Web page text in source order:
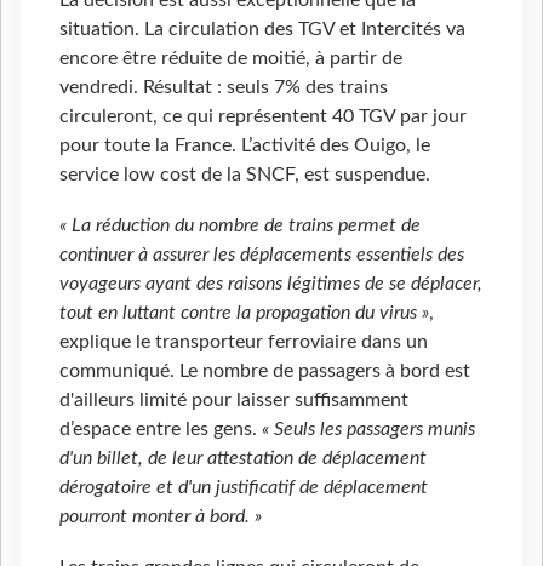
situation. La circulation des TGV et Intercités va
encore être réduite de moitié, à partir de
vendredi. Résultat : seuls 7% des trains
circuleront, ce qui représentent 40 TGV par jour
pour toute la France. L’activité des Ouigo, le
service low cost de la SNCF, est suspendue.
« La réduction du nombre de trains permet de
continuer à assurer les déplacements essentiels des
voyageurs ayant des raisons légitimes de se déplacer,
tout en luttant contre la propagation du virus »,
explique le transporteur ferroviaire dans un
communiqué. Le nombre de passagers à bord est
d'ailleurs limité pour laisser suffisamment
d’espace entre les gens. « Seuls les passagers munis
d'un billet, de leur attestation de déplacement
dérogatoire et d'un justificatif de déplacement
pourront monter à bord. »